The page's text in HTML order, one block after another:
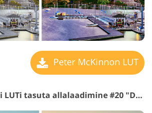
Peter McKinnon LUT
Peter McKinnoni LUTi tasuta allalaadimine #20 "Dark Shadows"